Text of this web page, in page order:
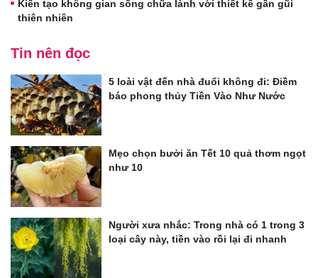
Kiến tạo không gian sống chữa lành với thiết kế gần gũi
thiên nhiên
Tin nên đọc
5 loài vật đến nhà đuổi không đi: Điềm
báo phong thủy Tiền Vào Như Nước
Mẹo chọn bưởi ăn Tết 10 quả thơm ngọt
như 10
Người xưa nhắc: Trong nhà có 1 trong 3
loại cây này, tiền vào rồi lại đi nhanh